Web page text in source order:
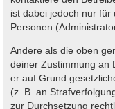
ist dabei jedoch nur
Personen
Andere als die oben
deiner Zustimmung an
er auf Grund
(z. B. an
zur Durchsetzung